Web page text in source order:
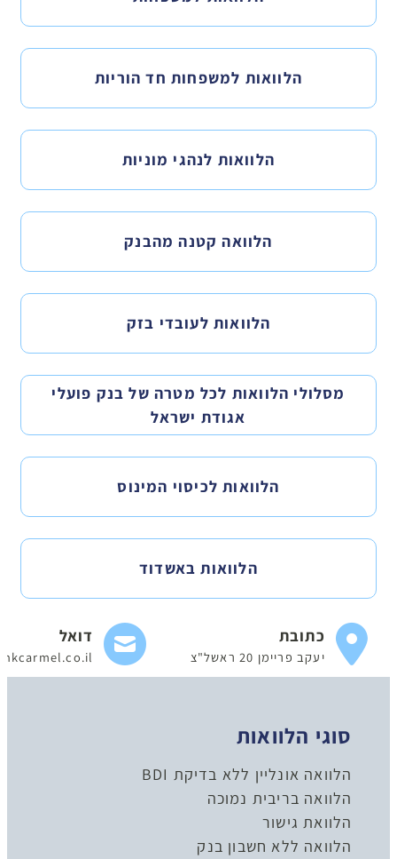
הלוואות למשפחות חד הוריות
הלוואות לנהגי מוניות
הלוואה קטנה מהבנק
הלוואות לעובדי בזק
מסלולי הלוואות לכל מטרה של בנק פועלי
אגודת ישראל
הלוואות לכיסוי המינוס
הלוואות באשדוד
כתובת
יעקב פריימן 20 ראשל"צ
דואל
סוגי הלוואות
הלוואה אונליין ללא בדיקת BDI
הלוואה בריבית נמוכה
הלוואת גישור
הלוואה ללא חשבון בנק